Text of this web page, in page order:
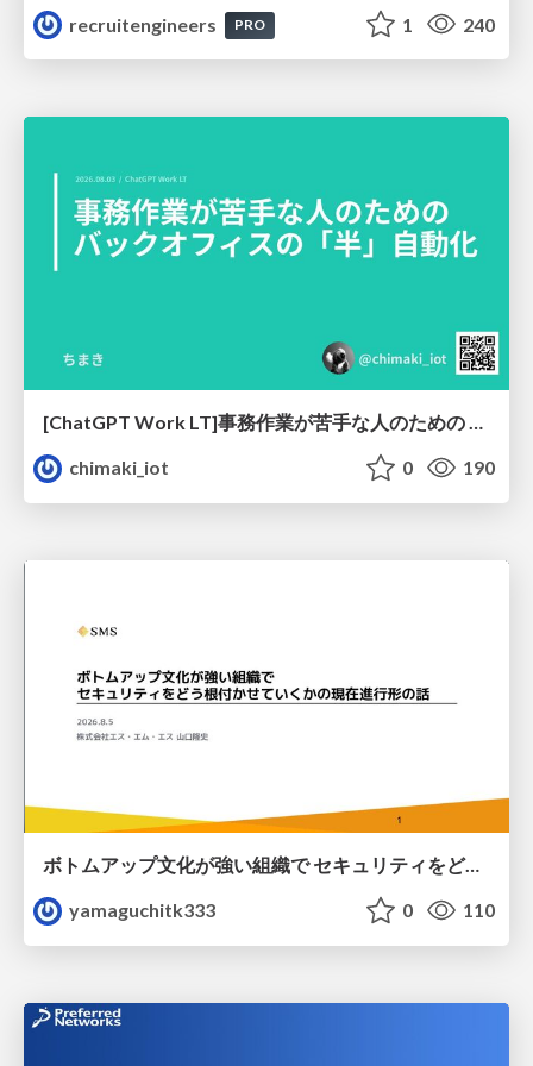
recruitengineers PRO 1 240
[ChatGPT Work LT]事務作業が苦手な人のための バックオフィスの「半」自動化
chimaki_iot
0 190
ボトムアップ文化が強い組織で セキュリティをどう根付かせていくかの現在進行形の話 / Making Security Stick in a Bottom-Up Organization
yamaguchitk333
0 110